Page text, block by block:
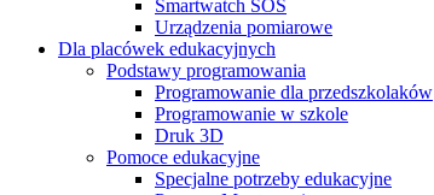
Smartwatch SOS
Urządzenia pomiarowe
Dla placówek edukacyjnych
Podstawy programowania
Programowanie dla przedszkolaków
Programowanie w szkole
Druk 3D
Pomoce edukacyjne
Specjalne potrzeby edukacyjne